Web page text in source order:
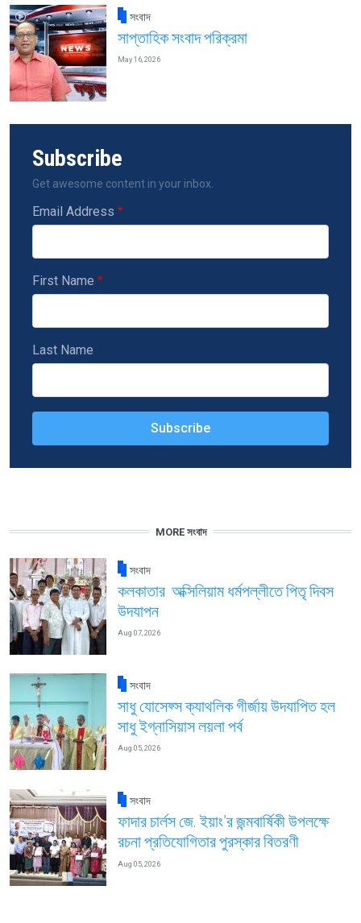
সংবাদ
সাপ্তাহিক সংবাদ পরিক্রমা
May 16, 2026
Subscribe
Get awesome content in your inbox.
Email Address
First Name
Last Name
MORE সংবাদ
সংবাদ
কলকাতার অক্সিলিয়াম ধর্মপল্লীতে পিতৃ দিবস
উদযাপন
Aug 07, 2026
সংবাদ
সাধু যোসেফ্স ক্যাথলিক গীর্জায় উদযাপিত হল
সাধু ইগ্নাসিয়াস লয়লা পর্ব
Aug 05, 2026
সংবাদ
ফাদার চার্লস জে. ইয়াং’র জন্মবার্ষিকী উপলক্ষে
রচনা প্রতিযোগিতার পুরস্কার বিতরণী
Aug 05, 2026